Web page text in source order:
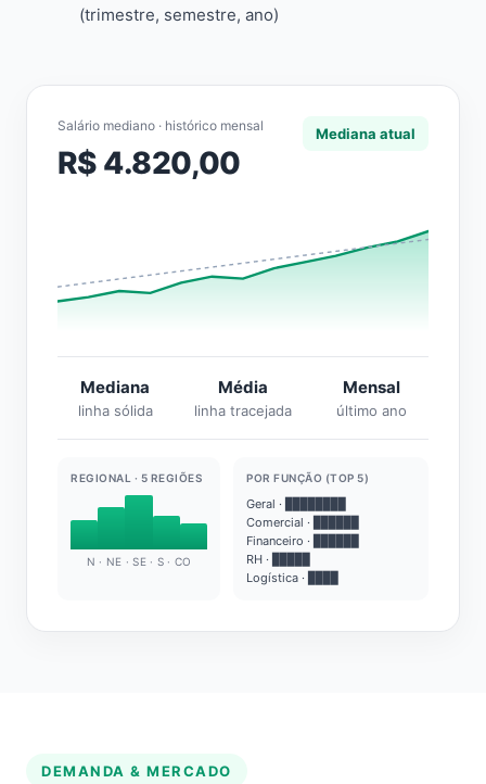
(trimestre, semestre, ano)
Salário mediano · histórico mensal
R$ 4.820,00
Mediana atual
Mediana
linha sólida
Média
linha tracejada
Mensal
último ano
REGIONAL · 5 REGIÕES
N · NE · SE · S · CO
POR FUNÇÃO (TOP 5)
Geral · ████████
Comercial · ██████
Financeiro · ██████
RH · █████
Logística · ████
DEMANDA & MERCADO